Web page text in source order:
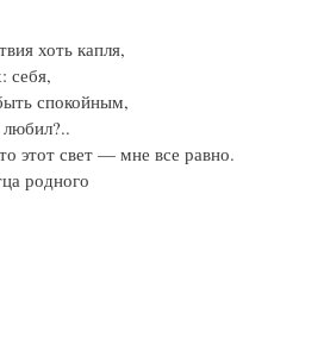
хоть капля,
себя,
спокойным,
любил?..
этот свет — мне все равно.
родного